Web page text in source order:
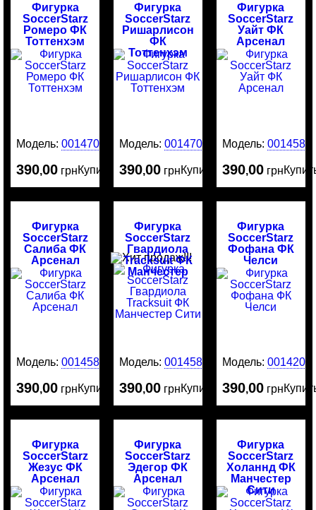
Фигурка
SoccerStarz
Ромеро ФК
Тоттенхэм
Модель:0014707
390,00 грнКупить
Фигурка
SoccerStarz
Ришарлисон
ФК
Тоттенхэм
Модель:0014706
390,00 грнКупить
Фигурка
SoccerStarz
Уайт ФК
Арсенал
Модель: 0014587
390,00 грн
Фигурка
SoccerStarz
Салиба ФК
Арсенал
Модель:0014586
390,00 грнКупить
Фигурка
SoccerStarz
Гвардиола
Tracksuit ФК
Манчестер
Сити
Модель:0014585
390,00 грнКупить
Фигурка
SoccerStarz
Фофана ФК
Челси
Модель: 0014204
390,00 грн
Фигурка
SoccerStarz
Жезус ФК
Арсенал
Фигурка
SoccerStarz
Эдегор ФК
Арсенал
Фигурка
SoccerStarz
Холаннд ФК
Манчестер
Сити